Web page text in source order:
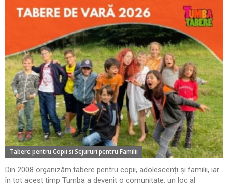
Tabere pentru Copii si Sejururi pentru Familii
Din 2008 organizăm tabere pentru copii, adolescenți și familii, iar
în tot acest timp Tumba a devenit o comunitate: un loc al